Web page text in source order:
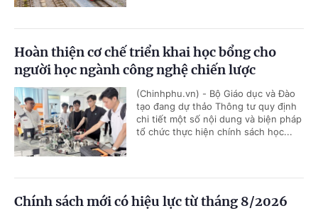
Hoàn thiện cơ chế triển khai học bổng cho
người học ngành công nghệ chiến lược
(Chinhphu.vn) - Bộ Giáo dục và Đào
tạo đang dự thảo Thông tư quy định
chi tiết một số nội dung và biện pháp
tổ chức thực hiện chính sách học...
Chính sách mới có hiệu lực từ tháng 8/2026